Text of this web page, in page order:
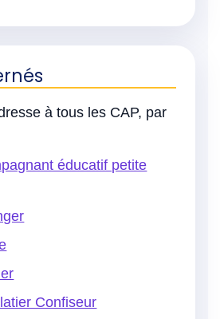
à tous les CAP, par
éducatif petite
Confiseur